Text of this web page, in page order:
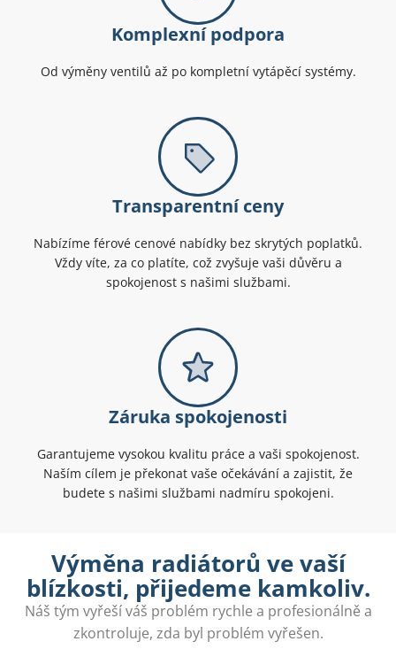
Komplexní podpora
Od výměny ventilů až po kompletní vytápěcí systémy.
Transparentní ceny
Nabízíme férové cenové nabídky bez skrytých poplatků.
Vždy víte, za co platíte, což zvyšuje vaši důvěru a
spokojenost s našimi službami.
Záruka spokojenosti
Garantujeme vysokou kvalitu práce a vaši spokojenost.
Naším cílem je překonat vaše očekávání a zajistit, že
budete s našimi službami nadmíru spokojeni.
Výměna radiátorů ve vaší
blízkosti, přijedeme kamkoliv.
Náš tým vyřeší váš problém rychle a profesionálně a
zkontroluje, zda byl problém vyřešen.